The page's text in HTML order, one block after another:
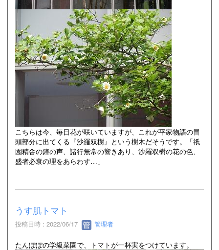
こちらは今、毎日花が咲いていますが、これが平家物語の冒
頭部分に出てくる『沙羅双樹』という樹木だそうです。「祇
園精舎の鐘の声、諸行無常の響きあり、沙羅双樹の花の色、
盛者必衰の理をあらわす…」
うす肌トマト
投稿日時 : 2022/06/17 管理者
たんぽぽの学級菜園で、トマトが一杯実をつけています。